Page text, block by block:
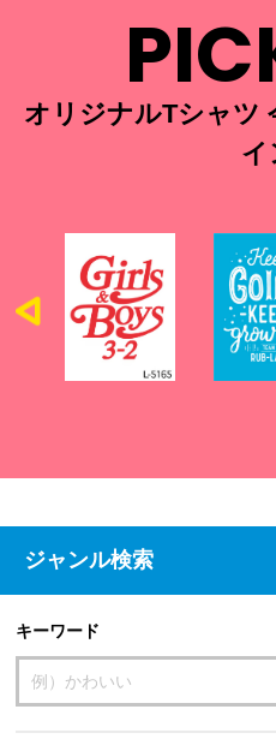
オリジナルTシャツ
イ
ジャンル検索
キーワード